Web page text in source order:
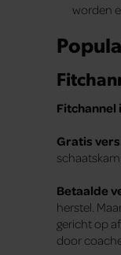
worden
Fitchannel
Gratis
Betaalde
herstel.
gericht op
door